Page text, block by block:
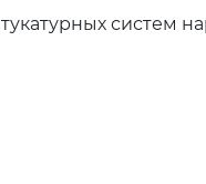
систем